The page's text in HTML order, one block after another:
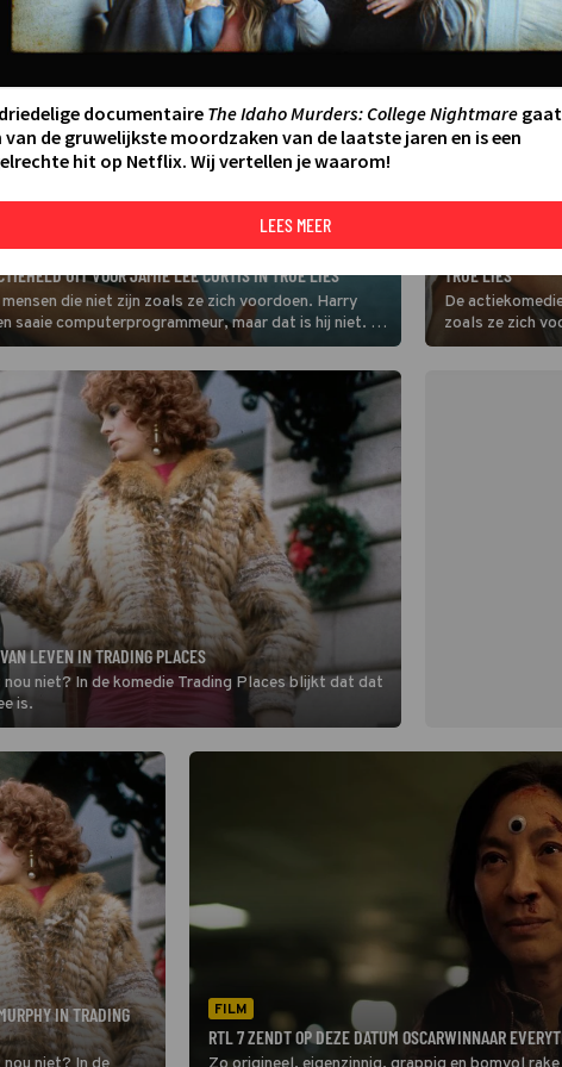
UIT VOOR JAMIE LEE CURTIS IN TRUE LIES
die niet zijn zoals ze zich voordoen. Harry
saaie computerprogrammeur, maar dat is hij niet. Hij
ARNOLD
TRUE LIES
De
zoals ze zich
voor als een
LEVEN IN TRADING PLACES
niet? In de komedie Trading Places blijkt dat dat
is.
IN TRADING
FILM
RTL 7 ZENDT OP DEZE DATUM OSCARWINNAAR
documentaire The Idaho Murders: College Nightmaregaat
van de gruwelijkste moordzaken van de laatste jaren en is een
hit op Netflix. Wij vertellen je waarom!
LEES MEER